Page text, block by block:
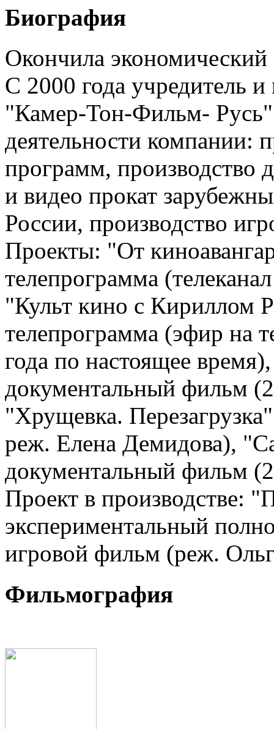
Биография
Окончила
С 2000 года учредитель
"Камер-Тон-Фильм-
деятельности компании:
программ, производство
и видео прокат
России, производство
Проекты: "От
телепрограмма
"Культ кино с Кириллом
телепрограмма (эфир на
года по настоящее
документальный фильм
"Хрущевка.
реж. Елена Демидова),
документальный фильм
Проект в производстве:
экспериментальный
игровой фильм (реж.
Фильмография